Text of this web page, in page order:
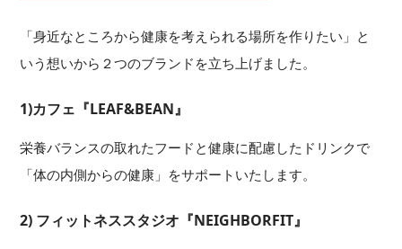
「身近なところから健康を考えられる場所を作りたい」と
いう想いから２つのブランドを立ち上げました。
1)カフェ『LEAF&BEAN』
栄養バランスの取れたフードと健康に配慮したドリンクで
「体の内側からの健康」をサポートいたします。
2) フィットネススタジオ『NEIGHBORFIT』